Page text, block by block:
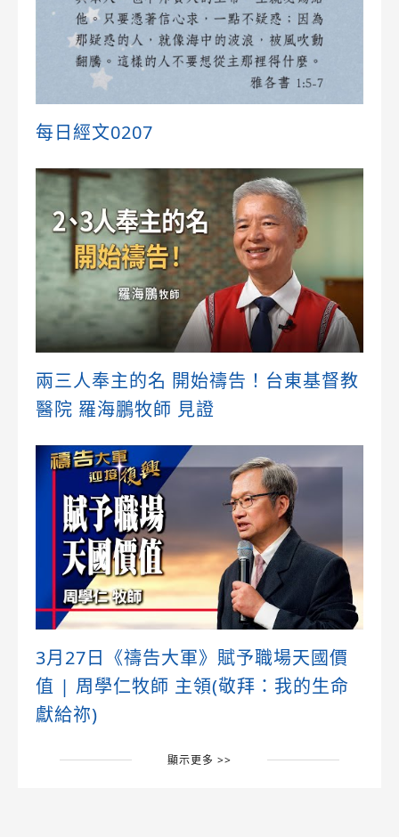
每日經文0207
兩三人奉主的名 開始禱告！台東基督教
醫院 羅海鵬牧師 見證
3月27日《禱告大軍》賦予職場天國價
值 | 周學仁牧師 主領(敬拜：我的生命
獻給祢)
顯示更多 >>